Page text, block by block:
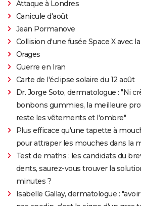
Attaque à Londres
Canicule d'août
Jean Pormanove
Collision d'une fusée Space X avec
Orages
Guerre en Iran
Carte de l'éclipse solaire du 12 août
Dr. Jorge Soto, dermatologue : "Ni
bonbons gummies, la meilleure
reste les vêtements et l'ombre"
Plus efficace qu'une tapette à
pour attraper les mouches dans la
Test de maths : les candidats du
dents, saurez-vous trouver la
minutes ?
Isabelle Gallay, dermatologue :